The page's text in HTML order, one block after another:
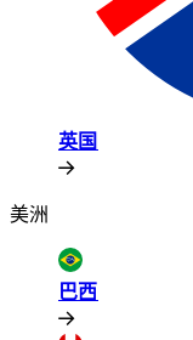
英国​​
美洲​​
巴西​​